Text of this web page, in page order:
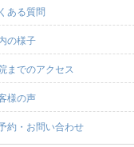
ある質問
の様子
までのアクセス
様の声
約・お問い合わせ